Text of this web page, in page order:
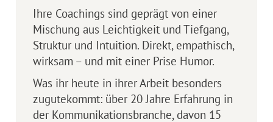
Ihre Coachings sind geprägt von einer
Mischung aus Leichtigkeit und Tiefgang,
Struktur und Intuition. Direkt, empathisch,
wirksam – und mit einer Prise Humor.
Was ihr heute in ihrer Arbeit besonders
zugutekommt: über 20 Jahre Erfahrung in
der Kommunikationsbranche, davon 15